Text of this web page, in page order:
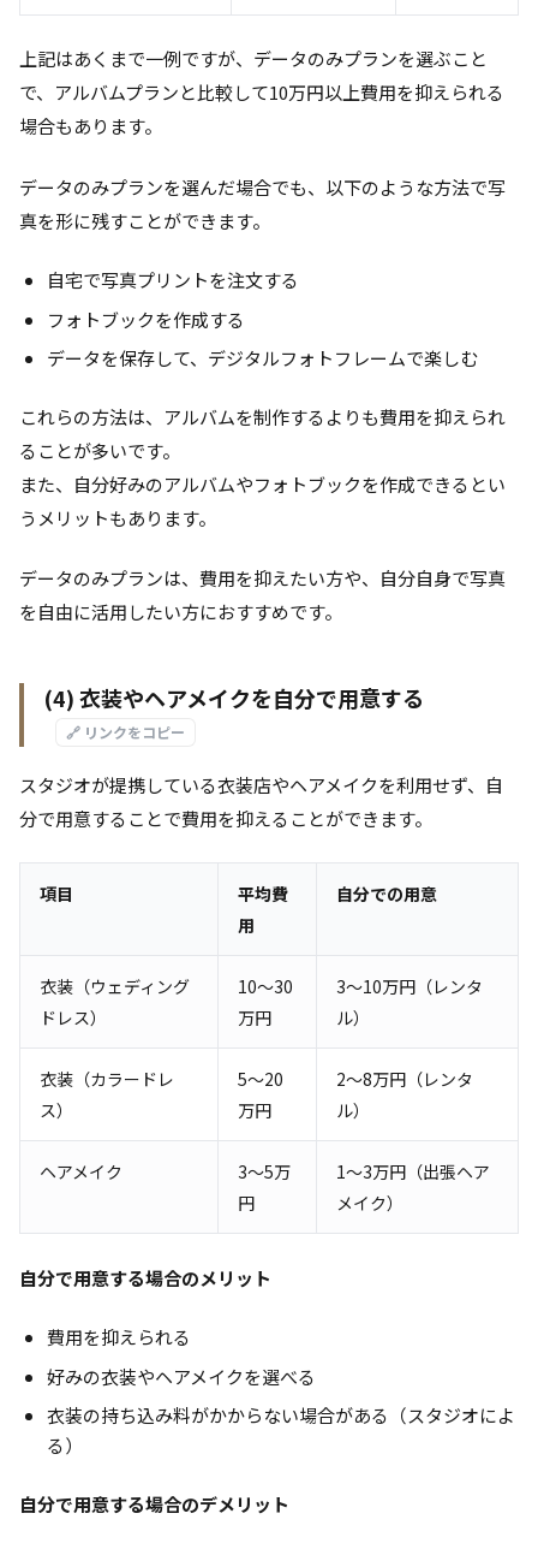
上記はあくまで一例ですが、データのみプランを選ぶこと
で、アルバムプランと比較して10万円以上費用を抑えられる
場合もあります。
データのみプランを選んだ場合でも、以下のような方法で写
真を形に残すことができます。
自宅で写真プリントを注文する
フォトブックを作成する
データを保存して、デジタルフォトフレームで楽しむ
これらの方法は、アルバムを制作するよりも費用を抑えられ
ることが多いです。
また、自分好みのアルバムやフォトブックを作成できるとい
うメリットもあります。
データのみプランは、費用を抑えたい方や、自分自身で写真
を自由に活用したい方におすすめです。
(4) 衣装やヘアメイクを自分で用意する
🔗 リンクをコピー
スタジオが提携している衣装店やヘアメイクを利用せず、自
分で用意することで費用を抑えることができます。
項目
平均費
用
自分での用意
衣装（ウェディング
ドレス）
10～30
万円
3～10万円（レンタ
ル）
衣装（カラードレ
ス）
5～20
万円
2～8万円（レンタ
ル）
ヘアメイク
3～5万
円
1～3万円（出張ヘア
メイク）
自分で用意する場合のメリット
費用を抑えられる
好みの衣装やヘアメイクを選べる
衣装の持ち込み料がかからない場合がある（スタジオによ
る）
自分で用意する場合のデメリット